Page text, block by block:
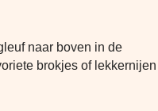
naar boven in de
brokjes of lekkernijen